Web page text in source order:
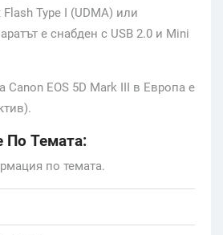
Type I (UDMA) или
е снабден с USB 2.0 и Mini
Canon EOS 5D Mark III в Европа е
По Темата:
по темата.